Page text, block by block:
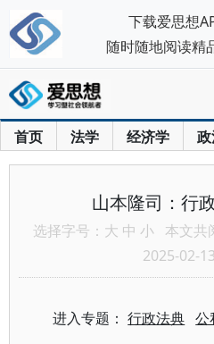
首页 法学 经济学
山本隆司：行
选择字号： 大 中 小 本文共
2025-02-
进入专题：行政法典 公
下载爱思想
随时随地阅读精